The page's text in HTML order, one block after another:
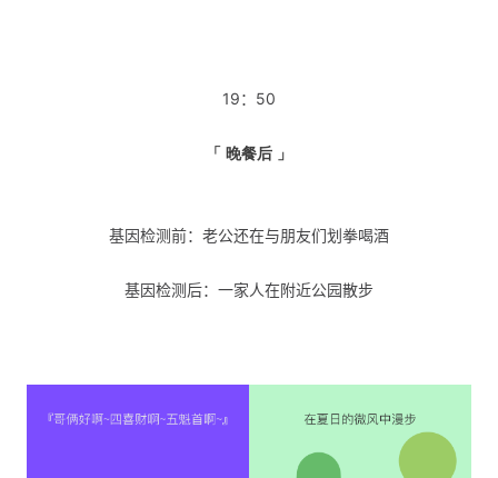
19：50
「 晚餐后 」
基因检测前：老公还在与朋友们划拳喝酒
基因检测后：一家人在附近公园散步